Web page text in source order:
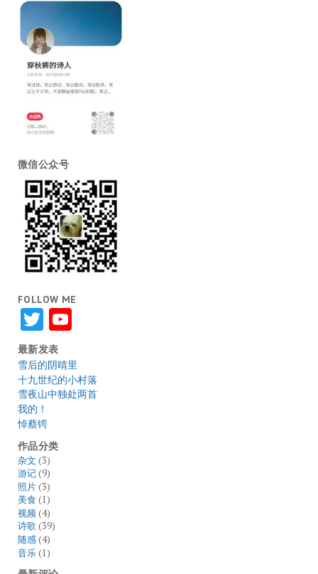
微信公众号
FOLLOW ME
TwitterYouTube
最新发表
雪后的阴晴里
十九世纪的小村落
雪夜山中独处两首
我的！
悼蔡锷
作品分类
杂文 (3)
游记(9)
照片(3)
美食 (1)
视频(4)
诗歌(39)
随感(4)
音乐(1)